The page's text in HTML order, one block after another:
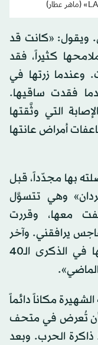
ويقول: «كانت قد
ملامحها كثيراً، فقد
وعندما زرتها في
فقدت ساقيها.
التي وثَّقتها
أمراض عانتها
بها مجدّداً، قبل
وهي تتسوَّل
معها، وقررت
يرافقني. وآخر
صورة التقطتها لها كانت مع ابنتها في الذكرى الـ40
الماضي».
مكاناً دائماً
تُعرض في متحف
الحرب. وبعد